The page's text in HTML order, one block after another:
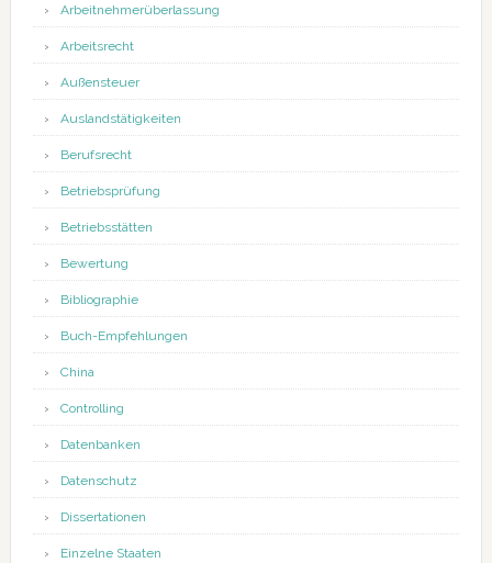
Arbeitnehmerüberlassung
Arbeitsrecht
Außensteuer
Auslandstätigkeiten
Berufsrecht
Betriebsprüfung
Betriebsstätten
Bewertung
Bibliographie
Buch-Empfehlungen
China
Controlling
Datenbanken
Datenschutz
Dissertationen
Einzelne Staaten